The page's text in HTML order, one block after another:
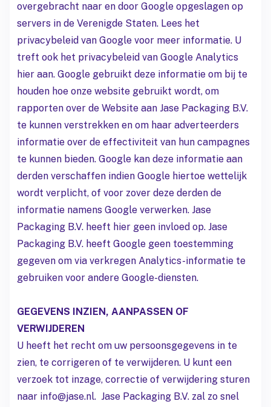
overgebracht naar en door Google opgeslagen op
servers in de Verenigde Staten. Lees het
privacybeleid van Google voor meer informatie. U
treft ook het privacybeleid van Google Analytics
hier aan. Google gebruikt deze informatie om bij te
houden hoe onze website gebruikt wordt, om
rapporten over de Website aan Jase Packaging B.V.
te kunnen verstrekken en om haar adverteerders
informatie over de effectiviteit van hun campagnes
te kunnen bieden. Google kan deze informatie aan
derden verschaffen indien Google hiertoe wettelijk
wordt verplicht, of voor zover deze derden de
informatie namens Google verwerken. Jase
Packaging B.V. heeft hier geen invloed op. Jase
Packaging B.V. heeft Google geen toestemming
gegeven om via verkregen Analytics-informatie te
gebruiken voor andere Google-diensten.
GEGEVENS INZIEN, AANPASSEN OF
VERWIJDEREN
U heeft het recht om uw persoonsgegevens in te
zien, te corrigeren of te verwijderen. U kunt een
verzoek tot inzage, correctie of verwijdering sturen
naar info@jase.nl. Jase Packaging B.V. zal zo snel